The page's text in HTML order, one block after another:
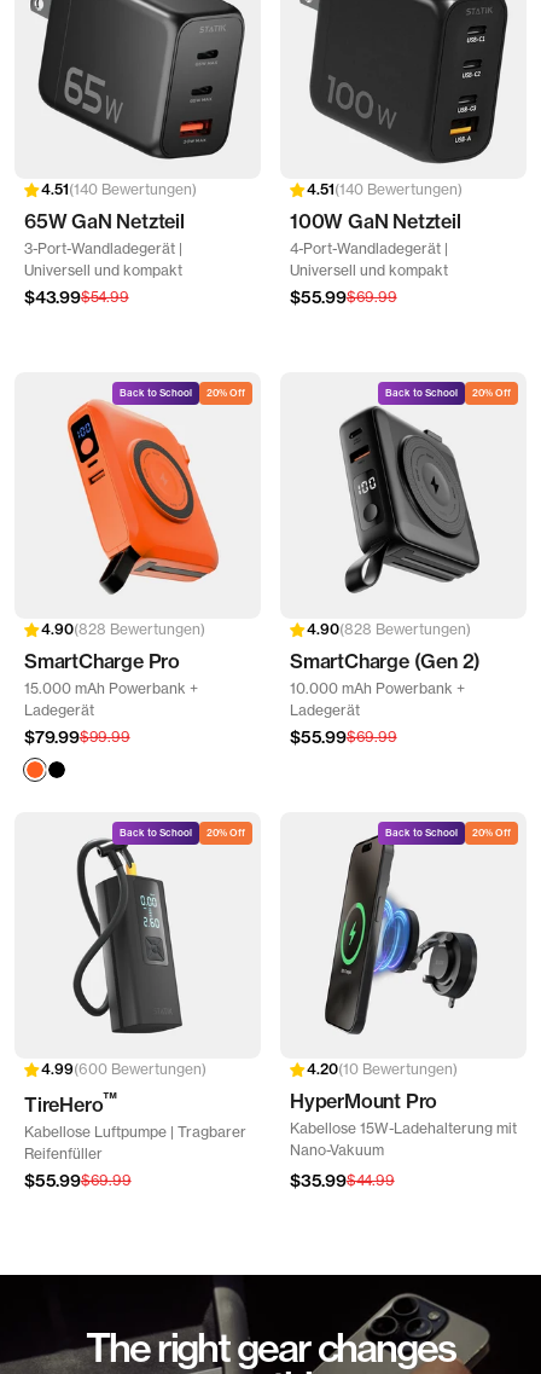
140 Bewertungen
65W GaN Netzteil
3-Port-Wandladegerät |
Universell und kompakt
Angebotspreis
$43.99Regulärer
$54.99
140 Bewertungen
100W GaN Netzteil
4-Port-Wandladegerät |
Universell und kompakt
Angebotspreis
$55.99Regulärer
$69.99
Back to School 20% Off
828 Bewertungen
SmartCharge Pro
15.000 mAh Powerbank +
Ladegerät
Angebotspreis
$79.99Regulärer
$99.99
BlazeBlack
Back to School 20% Off
828 Bewertungen
SmartCharge (Gen 2)
10.000 mAh Powerbank +
Ladegerät
Angebotspreis
$55.99Regulärer
$69.99
Back to School 20% Off
600 Bewertungen
TireHero™
Kabellose Luftpumpe | Tragbarer
Reifenfüller
Angebotspreis
$55.99Regulärer
$69.99
Back to School 20% Off
10 Bewertungen
HyperMount Pro
Kabellose 15W-Ladehalterung mit
Nano-Vakuum
Angebotspreis
$35.99Regulärer
$44.99
The right gear changes